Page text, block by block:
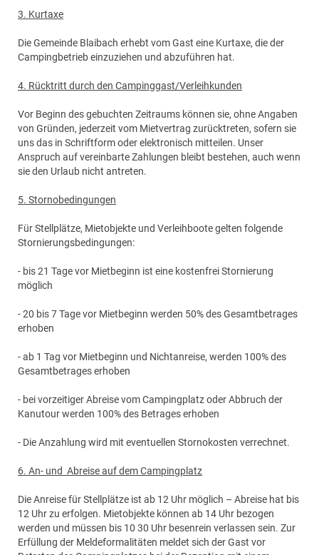
3. Kurtaxe
Die Gemeinde Blaibach erhebt vom Gast eine Kurtaxe, die der
Campingbetrieb einzuziehen und abzuführen hat.
4. Rücktritt durch den Campinggast/Verleihkunden
Vor Beginn des gebuchten Zeitraums können sie, ohne Angaben
von Gründen, jederzeit vom Mietvertrag zurücktreten, sofern sie
uns das in Schriftform oder elektronisch mitteilen. Unser
Anspruch auf vereinbarte Zahlungen bleibt bestehen, auch wenn
sie den Urlaub nicht antreten.
5. Stornobedingungen
Für Stellplätze, Mietobjekte und Verleihboote gelten folgende
Stornierungsbedingungen:
- bis 21 Tage vor Mietbeginn ist eine kostenfrei Stornierung
möglich
- 20 bis 7 Tage vor Mietbeginn werden 50% des Gesamtbetrages
erhoben
- ab 1 Tag vor Mietbeginn und Nichtanreise, werden 100% des
Gesamtbetrages erhoben
- bei vorzeitiger Abreise vom Campingplatz oder Abbruch der
Kanutour werden 100% des Betrages erhoben
- Die Anzahlung wird mit eventuellen Stornokosten verrechnet.
6. An- und Abreise auf dem Campingplatz
Die Anreise für Stellplätze ist ab 12 Uhr möglich – Abreise hat bis
12 Uhr zu erfolgen. Mietobjekte können ab 14 Uhr bezogen
werden und müssen bis 10 30 Uhr besenrein verlassen sein. Zur
Erfüllung der Meldeformalitäten meldet sich der Gast vor